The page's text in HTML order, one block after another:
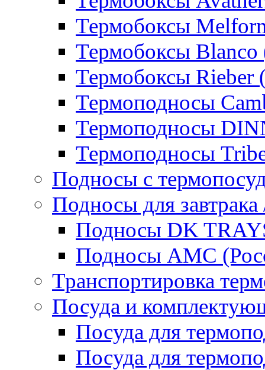
Термобоксы
Термобоксы Blanco
Термобоксы Rieber
Термоподносы
Термоподносы
Термоподносы
Подносы с
Подносы для завтрака
Подносы DK
Подносы AMC
Транспортировка
Посуда и
Посуда для
Посуда для